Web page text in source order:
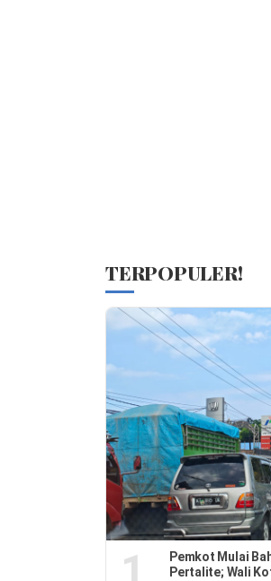
TERPOPULER!
1
Pemkot Mulai
Pertalite; Wali